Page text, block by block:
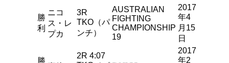
勝
利
ニコ
ス・レ
プカ
3R
TKO（パ
ンチ）
AUSTRALIAN
FIGHTING
CHAMPIONSHIP
19
2017
年4
月15
日
勝
2R 4:07
2017
年2